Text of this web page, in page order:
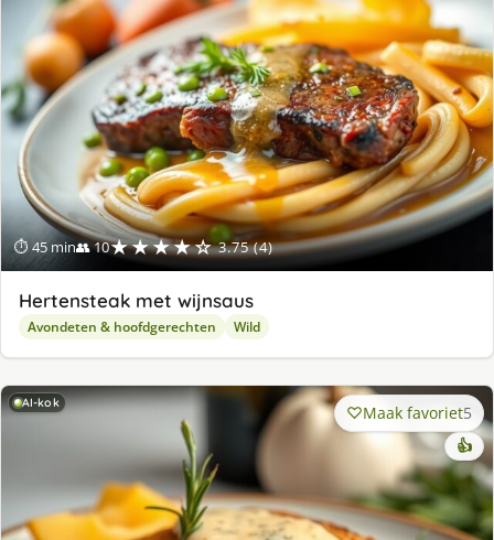
⏱ 45 min👥 10★★★★☆ 3.75 (4)
Hertensteak met wijnsaus
Avondeten & hoofdgerechten Wild
AI-kok Maak favoriet5
👍